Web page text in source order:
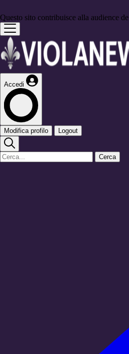
Questo sito contribuisce alla audience de
Accedi
Modifica profilo Logout
Cerca